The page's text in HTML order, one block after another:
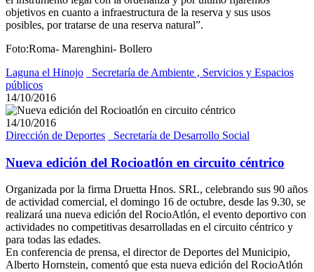
objetivos en cuanto a infraestructura de la reserva y sus usos
posibles, por tratarse de una reserva natural”.
Foto:Roma- Marenghini- Bollero
Laguna el Hinojo
_Secretaría de Ambiente , Servicios y Espacios
públicos
14/10/2016
14/10/2016
Dirección de Deportes
_Secretaría de Desarrollo Social
Nueva edición del Rocioatlón en circuito céntrico
Organizada por la firma Druetta Hnos. SRL, celebrando sus 90 años
de actividad comercial, el domingo 16 de octubre, desde las 9.30, se
realizará una nueva edición del RocioAtlón, el evento deportivo con
actividades no competitivas desarrolladas en el circuito céntrico y
para todas las edades.
En conferencia de prensa, el director de Deportes del Municipio,
Alberto Hornstein, comentó que esta nueva edición del RocioAtlón